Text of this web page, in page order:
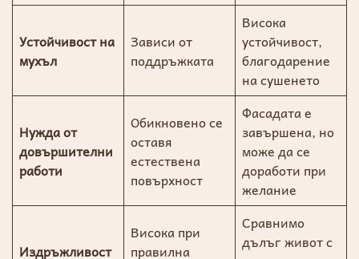
Устойчивост на
мухъл
Зависи от
поддръжката
Висока
устойчивост,
благодарение
на сушенето
Нужда от
довършителни
работи
Обикновено се
оставя
естествена
повърхност
Фасадата е
завършена, но
може да се
доработи при
желание
Издръжливост
Висока при
правилна
Сравнимо
дълъг живот с